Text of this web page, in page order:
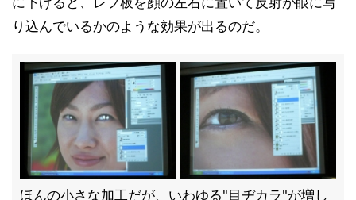
り込んでいるかのような効果が出るのだ。
ほんの小さな加工だが、いわゆる"目ヂカラ"が増し